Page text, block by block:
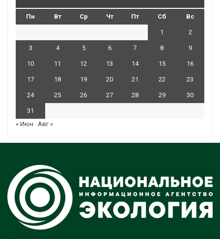
Пн Вт Ср Чт Пт Сб Вс
1 2
3 4 5 6 7 8 9
10 11 12 13 14 15 16
17 18 19 20 21 22 23
24 25 26 27 28 29 30
31
« Июн
Авг »